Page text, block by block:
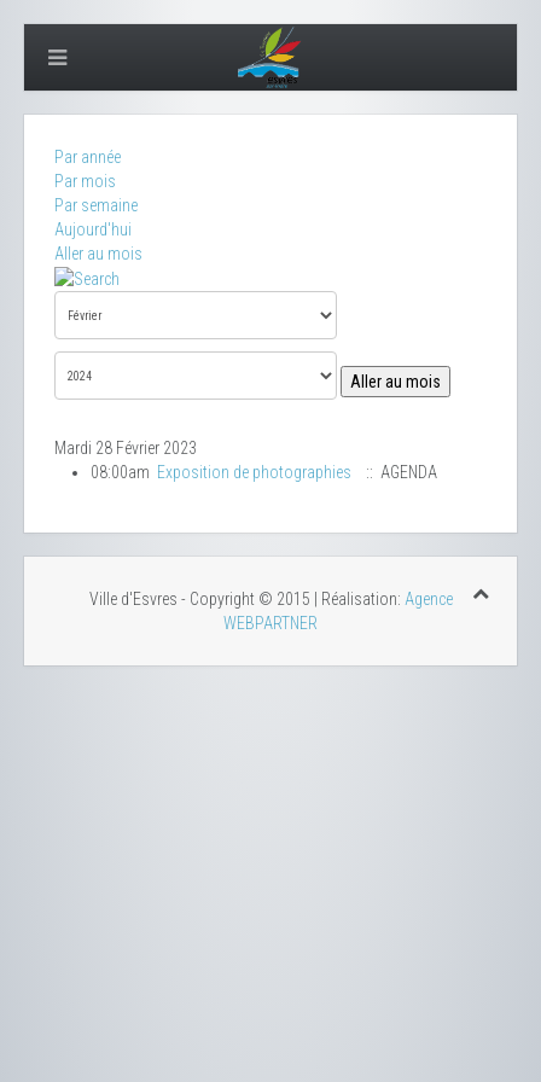
Par année
Par mois
Par semaine
Aujourd'hui
Aller au mois
Aller au mois
Mardi 28 Février 2023
08:00am Exposition de photographies :: AGENDA
Ville d'Esvres - Copyright © 2015 | Réalisation: Agence
WEBPARTNER